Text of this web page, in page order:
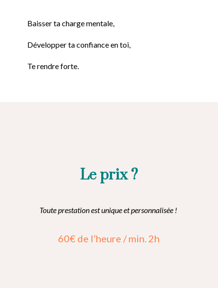
Baisser ta charge mentale,
Développer ta confiance en toi,
Te rendre forte.
Le prix ?
Toute prestation est unique et personnalisée !
60€ de l’heure / min. 2h